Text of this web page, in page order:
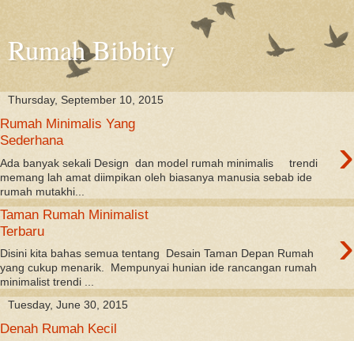
Rumah Bibbity
Thursday, September 10, 2015
Rumah Minimalis Yang
Sederhana
›
Ada banyak sekali Design dan model rumah minimalis trendi
memang lah amat diimpikan oleh biasanya manusia sebab ide
rumah mutakhi...
Taman Rumah Minimalist
Terbaru
›
Disini kita bahas semua tentang Desain Taman Depan Rumah
yang cukup menarik. Mempunyai hunian ide rancangan rumah
minimalist trendi ...
Tuesday, June 30, 2015
Denah Rumah Kecil